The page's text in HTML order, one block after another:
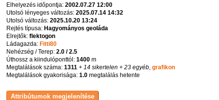
Elhelyezés időpontja:2002.07.27 12:00
Utolsó lényeges változás:2025.07.14 14:32
Utolsó változás:2025.10.20 13:24
Rejtés típusa: Hagyományos geoláda
Elrejtők:flektogon
Ládagazda: Fitti80
Nehézség / Terep:2.0 / 2.5
Úthossz a kiindulóponttól:1400 m
Megtalálások száma:1311 + 14 sikertelen + 23 egyéb,grafikon
Megtalálások gyakorisága:1.0 megtalálás hetente